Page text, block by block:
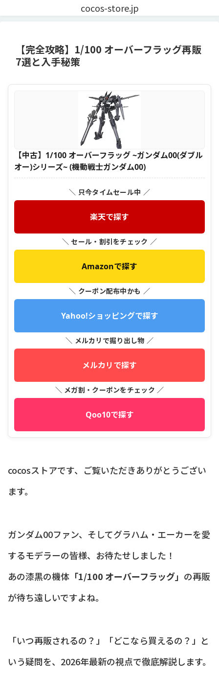
cocos-store.jp
【完全攻略】1/100 オーバーフラッグ再販
7選と入手秘策
【中古】1/100 オーバーフラッグ ~ガンダム00(ダブル
オー)シリーズ~ (機動戦士ガンダム00)
＼ 只今タイムセール中 ／
楽天で探す
＼ セール・割引をチェック ／
Amazonで探す
＼ クーポン配布中かも ／
Yahoo!ショッピングで探す
＼ メルカリで掘り出し物 ／
メルカリで探す
＼ メガ割・クーポンをチェック ／
Qoo10で探す
cocosストアです、ご覧いただきありがとうござい
ます。
ガンダム00ファン、そしてグラハム・エーカーを愛
するモデラーの皆様、お待たせしました！
あの漆黒の機体 「1/100 オーバーフラッグ」 の再販
が待ち遠しいですよね。
「いつ再販されるの？」「どこなら買えるの？」と
いう疑問を、2026年最新の視点で徹底解説します。